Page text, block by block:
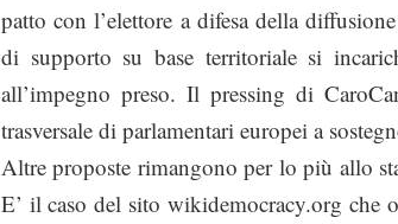
patto con l’elettore a difesa della
di supporto su base territoriale si
all’impegno preso. Il pressing di
trasversale di parlamentari europei a
Altre proposte rimangono per lo più allo
E’ il caso del sito wikidemocracy.org